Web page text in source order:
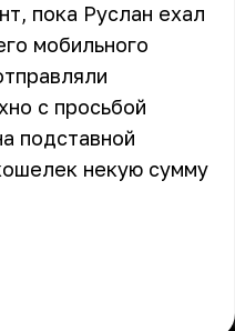
пока Руслан ехал
мобильного
с просьбой
подставной
некую сумму